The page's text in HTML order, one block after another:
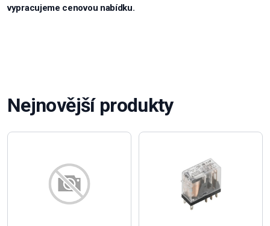
vypracujeme cenovou nabídku.
Nejnovější produkty